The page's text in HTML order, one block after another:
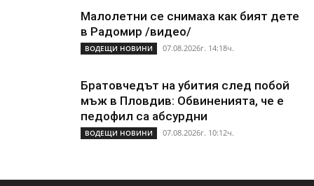
Малолетни се снимаха как бият дете
в Радомир /видео/
ВОДЕЩИ НОВИНИ 07.08.2026г. 14:18ч.
Братовчедът на убития след побой
мъж в Пловдив: Обвиненията, че е
педофил са абсурдни
ВОДЕЩИ НОВИНИ 07.08.2026г. 10:12ч.